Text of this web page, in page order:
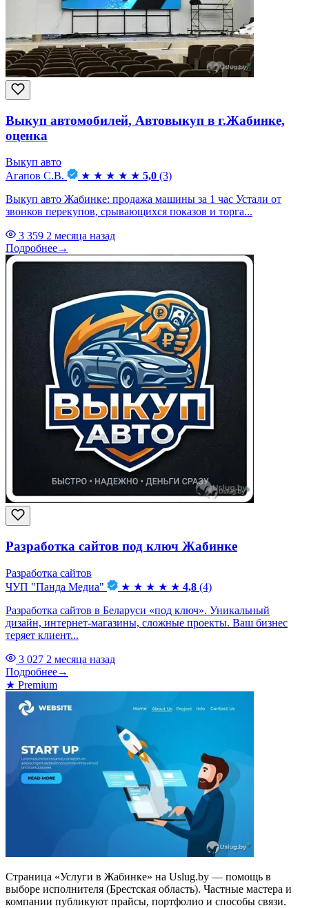
Выкуп автомобилей, Автовыкуп в г.Жабинке,
оценка
Выкуп авто
Агапов С.В.
★ ★ ★ ★ ★ 5,0 (3)
Выкуп авто Жабинке: продажа машины за 1 час Устали от
звонков перекупов, срывающихся показов и торга...
3 359 2 месяца назад
Подробнее→
Разработка сайтов под ключ Жабинке
Разработка сайтов
ЧУП "Панда Медиа"
★ ★ ★ ★ ★ 4,8 (4)
Разработка сайтов в Беларуси «под ключ». Уникальный
дизайн, интернет-магазины, сложные проекты. Ваш бизнес
теряет клиент...
3 027 2 месяца назад
Подробнее→
★ Premium
Страница «Услуги в Жабинке» на Uslug.by — помощь в
выборе исполнителя (Брестская область). Частные мастера и
компании публикуют прайсы, портфолио и способы связи.